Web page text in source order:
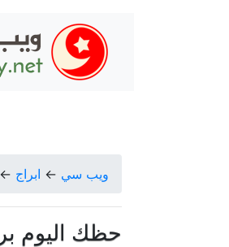
ويب سي ← ابراج ←
حظك اليوم برج